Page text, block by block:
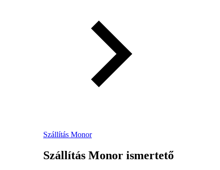
Szállítás Monor
Szállítás Monor ismertető